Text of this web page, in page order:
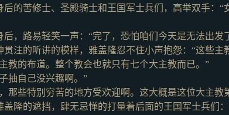
的苦修士、圣殿骑士和王国军士兵们，高举双手： “
，路易轻笑一声： “完了，恐怕咱们今天是无法出发
注的听讲的模样，雅盖隆忍不住小声抱怨： “这些主
教的布道。整个教会也就只有七个大主教而已。”
抽自己没兴趣啊。”
那些特别穷苦的地方受欢迎啊。这大概是这位大主
隆的遮挡，肆无忌惮的打量着后面的王国军士兵们